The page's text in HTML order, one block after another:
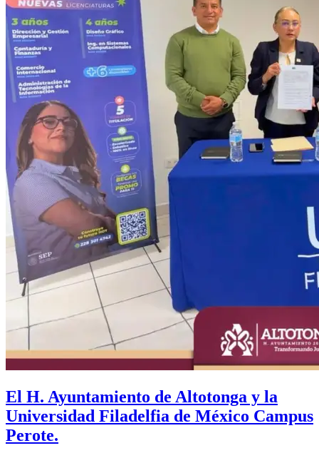
El H. Ayuntamiento de Altotonga y la
Universidad Filadelfia de México Campus
Perote.